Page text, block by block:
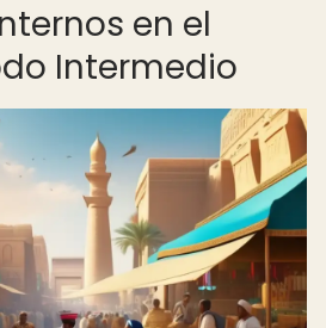
en el
Intermedio